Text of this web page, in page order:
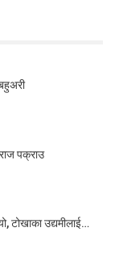
पक्राउ
टोखाका उद्यमीलाई…